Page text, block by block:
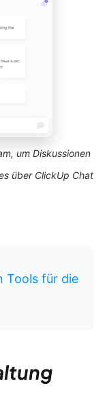
um Diskussionen
über ClickUp Chat
Tools für die